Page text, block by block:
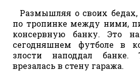
Размышляя о своих
по тропинке между ними,
консервную банку. Это
сегодняшнем футболе в
злости наподдал
врезалась в стену гаража.